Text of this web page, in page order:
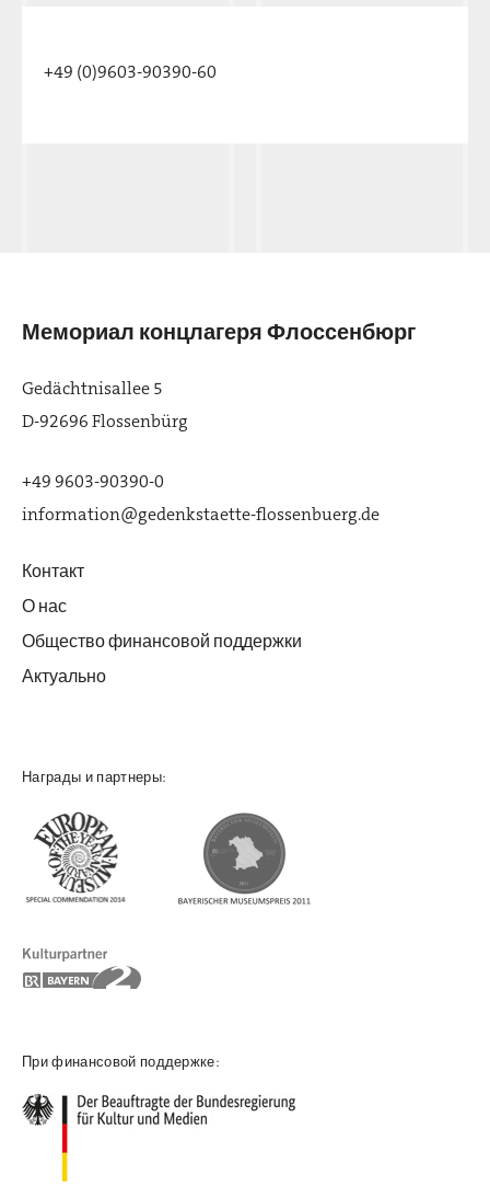
+49 (0)9603-90390-60
Мемориал концлагеря Флоссенбюрг
Gedächtnisallee 5
D-92696 Flossenbürg
+49 9603-90390-0
information@gedenkstaette-flossenbuerg.de
Контакт
О нас
Общество финансовой поддержки
Актуально
Награды и партнеры:
При финансовой поддержке: